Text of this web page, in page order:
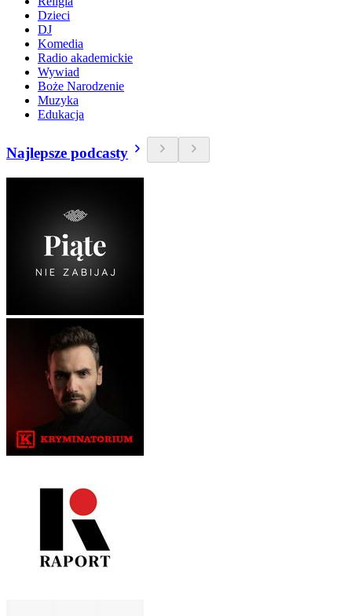
Dzieci
DJ
Komedia
Radio akademickie
Wywiad
Boże Narodzenie
Muzyka
Edukacja
Najlepsze podcasty